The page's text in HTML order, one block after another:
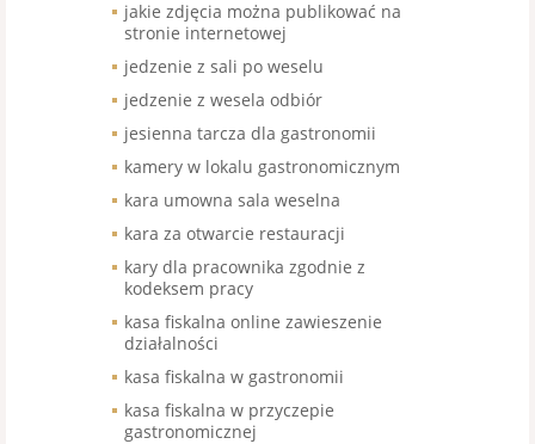
jakie zdjęcia można publikować na
stronie internetowej
jedzenie z sali po weselu
jedzenie z wesela odbiór
jesienna tarcza dla gastronomii
kamery w lokalu gastronomicznym
kara umowna sala weselna
kara za otwarcie restauracji
kary dla pracownika zgodnie z
kodeksem pracy
kasa fiskalna online zawieszenie
działalności
kasa fiskalna w gastronomii
kasa fiskalna w przyczepie
gastronomicznej